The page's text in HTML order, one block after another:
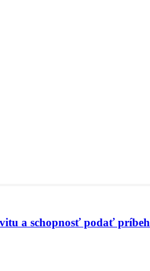
a schopnosť podať príbeh